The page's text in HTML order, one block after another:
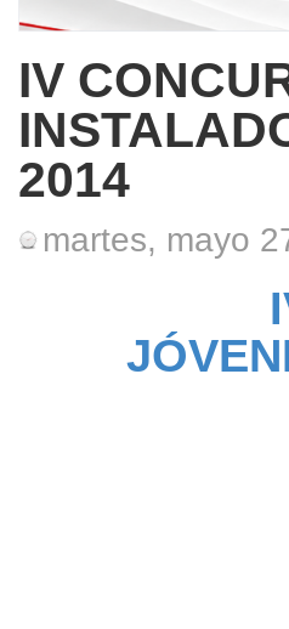
IV
2014
martes, mayo